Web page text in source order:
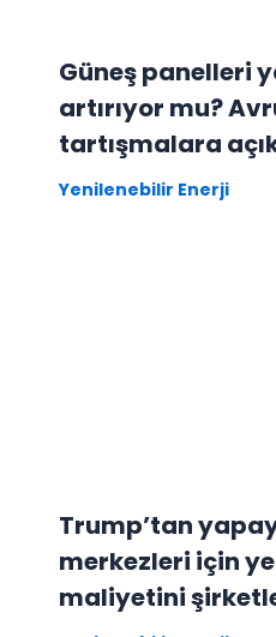
Güneş panelleri
artırıyor mu?
tartışmalara
Yenilenebilir Enerji
Trump’tan
merkezleri için
maliyetini